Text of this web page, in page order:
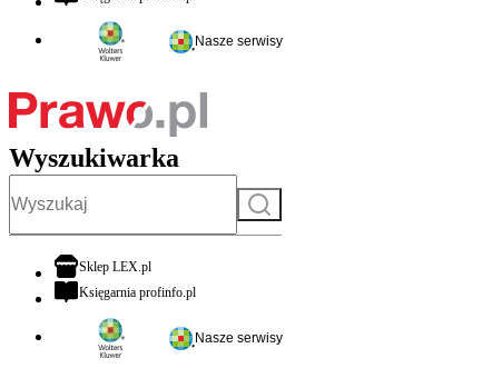
Nasze serwisy
Wyszukiwarka
Szukaj
Sklep LEX.plotwiera się w nowej karcie
Księgarnia profinfo.plotwiera się w nowej karcie
Nasze serwisy